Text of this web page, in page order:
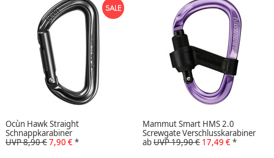
Ocùn Hawk Straight
Schnappkarabiner
UVP 8,90 €7,90 €*
Mammut Smart HMS 2.0
Screwgate Verschlusskarabiner
abUVP 19,90 € 17,49 €*